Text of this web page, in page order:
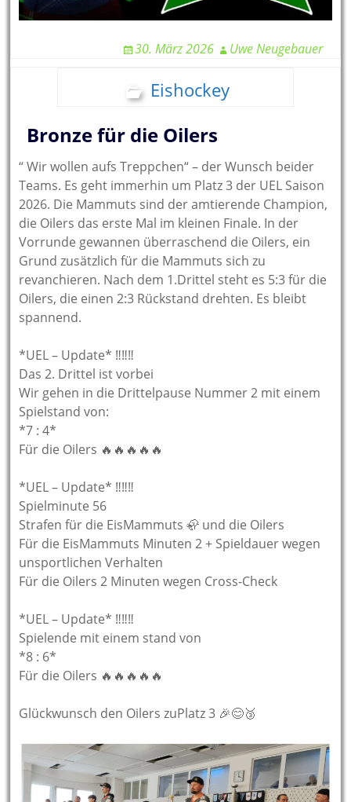
30. März 2026 Uwe Neugebauer
Eishockey
Bronze für die Oilers
“ Wir wollen aufs Treppchen“ – der Wunsch beider
Teams. Es geht immerhin um Platz 3 der UEL Saison
2026. Die Mammuts sind der amtierende Champion,
die Oilers das erste Mal im kleinen Finale. In der
Vorrunde gewannen überraschend die Oilers, ein
Grund zusätzlich für die Mammuts sich zu
revanchieren. Nach dem 1.Drittel steht es 5:3 für die
Oilers, die einen 2:3 Rückstand drehten. Es bleibt
spannend.
*UEL – Update* ‼️‼️‼️
Das 2. Drittel ist vorbei
Wir gehen in die Drittelpause Nummer 2 mit einem
Spielstand von:
*7 : 4*
Für die Oilers 🔥🔥🔥🔥🔥
*UEL – Update* ‼️‼️‼️
Spielminute 56
Strafen für die EisMammuts 🦣 und die Oilers
Für die EisMammuts Minuten 2 + Spieldauer wegen
unsportlichen Verhalten
Für die Oilers 2 Minuten wegen Cross-Check
*UEL – Update* ‼️‼️‼️
Spielende mit einem stand von
*8 : 6*
Für die Oilers 🔥🔥🔥🔥🔥
Glückwunsch den Oilers zuPlatz 3 🎉😊🥉